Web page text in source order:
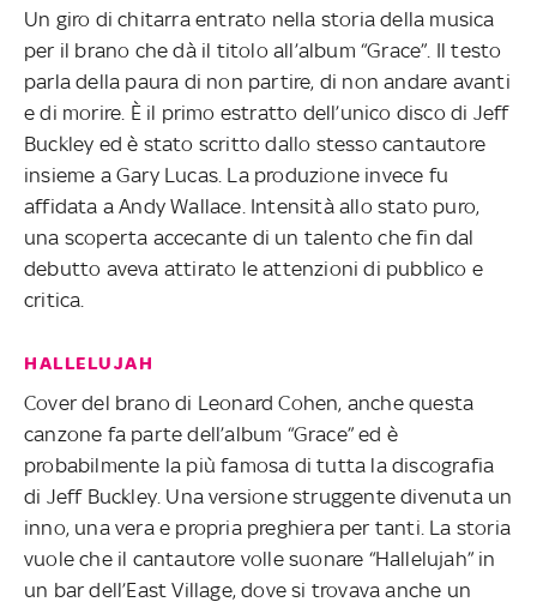
Un giro di chitarra entrato nella storia della musica
per il brano che dà il titolo all’album “Grace”. Il testo
parla della paura di non partire, di non andare avanti
e di morire. È il primo estratto dell’unico disco di Jeff
Buckley ed è stato scritto dallo stesso cantautore
insieme a Gary Lucas. La produzione invece fu
affidata a Andy Wallace. Intensità allo stato puro,
una scoperta accecante di un talento che fin dal
debutto aveva attirato le attenzioni di pubblico e
critica.
HALLELUJAH
Cover del brano di Leonard Cohen, anche questa
canzone fa parte dell’album “Grace” ed è
probabilmente la più famosa di tutta la discografia
di Jeff Buckley. Una versione struggente divenuta un
inno, una vera e propria preghiera per tanti. La storia
vuole che il cantautore volle suonare “Hallelujah” in
un bar dell’East Village, dove si trovava anche un